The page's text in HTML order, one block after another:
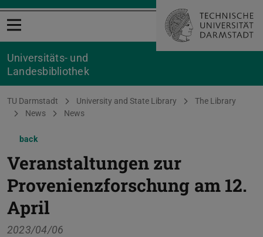
Open menu
Universitäts- und
Landesbibliothek
You are here:
TU Darmstadt University and State Library
The Library
News
News
back
Veranstaltungen zur
Provenienzforschung am 12.
April
2023/04/06